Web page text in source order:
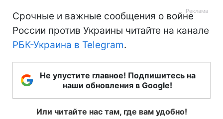
Срочные и важные сообщения о войне
России против Украины читайте на канале
РБК-Украина в Telegram.
Не упустите главное! Подпишитесь на
наши обновления в Google!
Или читайте нас там, где вам удобно!